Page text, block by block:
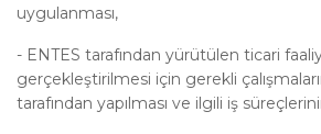
uygulanması,
- ENTES tarafından yürütülen ticari
gerçekleştirilmesi için gerekli
tarafından yapılması ve ilgili iş